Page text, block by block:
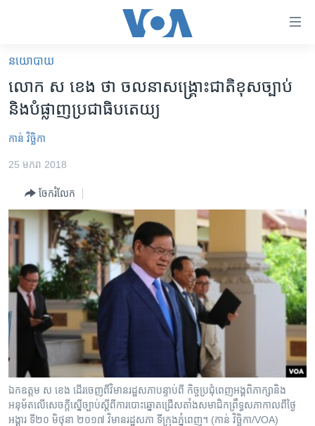
គេហទំព័រ​
ទាក់ទង
និង​
ទំព័រ​
ម្តង
រំលង​
និង​
ចូល​
ទៅ​
រចនា
សម្ព័ន្ធ​
ចូល​
ទៅ​
កាន់​
អន្តរជាតិ
កម្ពុជាច្នៃប្រតិដ្ឋ
ព្រឹត្តិការណ៍ព័ត៌មាន
ទូរទស្សន៍ / វីដេអូ​
វិទ្យុ / ផតខាសថ៍
កម្មវិធីទាំងអស់
Khmer English
បណ្តាញ​សង្គម
នយោបាយ
លោក ស ខេង ថា ចលនា​សង្គ្រោះ​ជាតិ​ខុសច្បាប់
និង​បំផ្លាញ​ប្រជាធិបតេយ្យ
កាន់ វិច្ឆិកា
25 មករា 2018
ចែករំលែក
ឯកឧត្តម ស ខេង ដើរចេញពីវិមានរដ្ឋសភាបន្ទាប់ពី កិច្ចប្រជុំពេញអង្គពិភាក្សានិង
អនុម័តលើសេចក្តីស្នើច្បាប់ស្តីពីការបោះឆ្នោតជ្រើសតាំងសមាជិកព្រឹទ្ធសភាកាលពីថ្ងៃ
អង្គារ ទី២០ មិថុនា ២០១៧ វិមានរដ្ឋសភា ទីក្រុងភ្នំពេញ។ (កាន់ វិច្ឆិកា/VOA)